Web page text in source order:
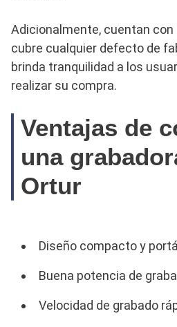
Adicionalmente, cuentan con
cubre cualquier defecto de
brinda tranquilidad a los
realizar su compra.
Ventajas de
una
Ortur
Diseño compacto y
Buena potencia de
Velocidad de grabado